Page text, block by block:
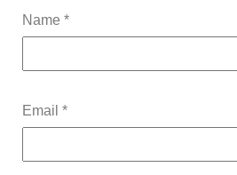
Name *
Email *